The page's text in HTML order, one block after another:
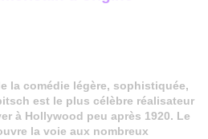
la comédie légère, sophistiquée,
est le plus célèbre réalisateur
à Hollywood peu après 1920. Le
la voie aux nombreux